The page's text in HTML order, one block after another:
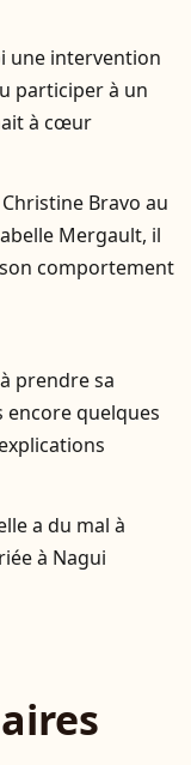
une intervention
participer à un
à cœur
Bravo au
Mergault, il
comportement
prendre sa
encore quelques
a du mal à
à Nagui